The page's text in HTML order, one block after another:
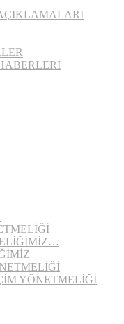
YÖNETMELİĞİ